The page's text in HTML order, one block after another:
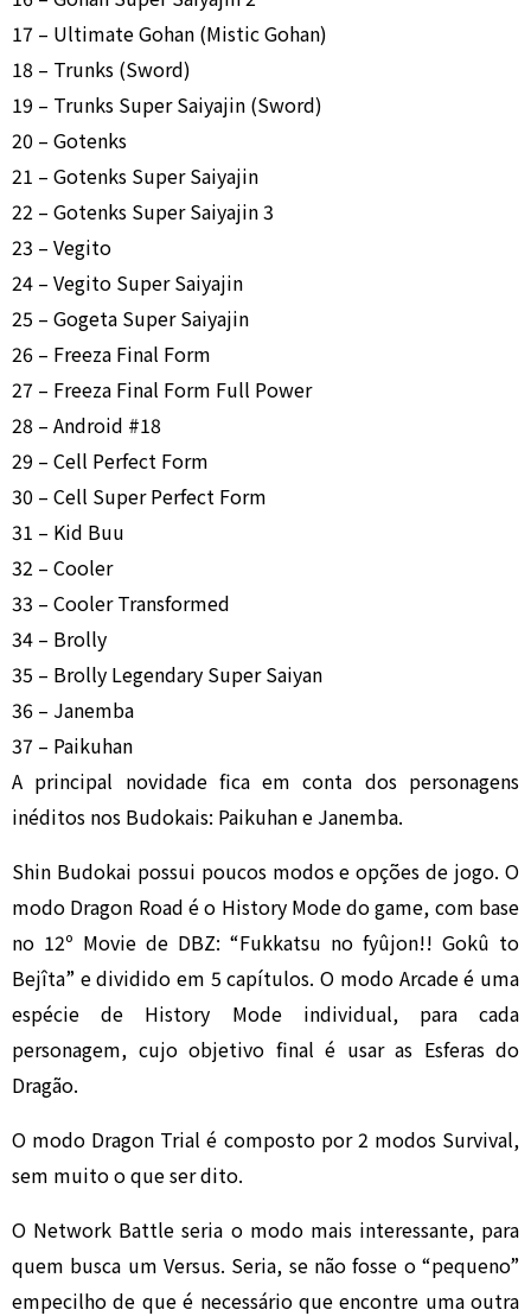
17 – Ultimate Gohan (Mistic Gohan)
18 – Trunks (Sword)
19 – Trunks Super Saiyajin (Sword)
20 – Gotenks
21 – Gotenks Super Saiyajin
22 – Gotenks Super Saiyajin 3
23 – Vegito
24 – Vegito Super Saiyajin
25 – Gogeta Super Saiyajin
26 – Freeza Final Form
27 – Freeza Final Form Full Power
28 – Android #18
29 – Cell Perfect Form
30 – Cell Super Perfect Form
31 – Kid Buu
32 – Cooler
33 – Cooler Transformed
34 – Brolly
35 – Brolly Legendary Super Saiyan
36 – Janemba
37 – Paikuhan
A principal novidade fica em conta dos personagens
inéditos nos Budokais: Paikuhan e Janemba.
Shin Budokai possui poucos modos e opções de jogo. O
modo Dragon Road é o History Mode do game, com base
no 12º Movie de DBZ: “Fukkatsu no fyûjon!! Gokû to
Bejîta” e dividido em 5 capítulos. O modo Arcade é uma
espécie de History Mode individual, para cada
personagem, cujo objetivo final é usar as Esferas do
Dragão.
O modo Dragon Trial é composto por 2 modos Survival,
sem muito o que ser dito.
O Network Battle seria o modo mais interessante, para
quem busca um Versus. Seria, se não fosse o “pequeno”
empecilho de que é necessário que encontre uma outra